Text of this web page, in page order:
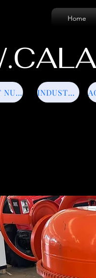
Home
TRAT NUOVI INDUSTRIALI